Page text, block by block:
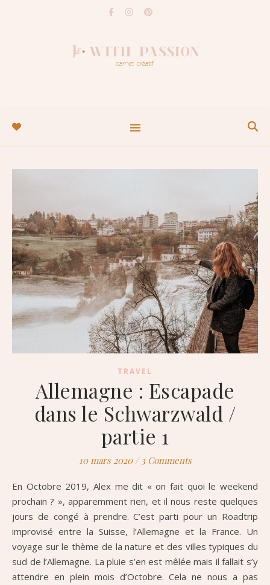
TRAVEL
Allemagne : Escapade
dans le Schwarzwald /
partie 1
10 mars 2020 / 3 Comments
En Octobre 2019, Alex me dit « on fait quoi le weekend
prochain ? », apparemment rien, et il nous reste quelques
jours de congé à prendre. C’est parti pour un Roadtrip
improvisé entre la Suisse, l’Allemagne et la France. Un
voyage sur le thème de la nature et des villes typiques du
sud de l’Allemagne. La pluie s’en est mêlée mais il fallait s’y
attendre en plein mois d’Octobre. Cela ne nous a pas